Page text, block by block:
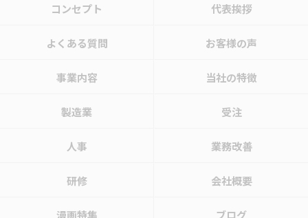
コンセプト 代表挨拶
よくある質問 お客様の声
事業内容 当社の特徴
製造業 受注
人事 業務改善
研修 会社概要
漫画特集 ブログ